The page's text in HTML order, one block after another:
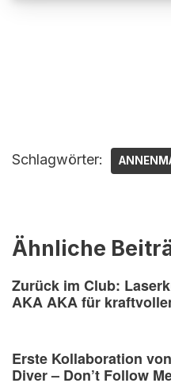
Schlagwörter:
Ähnliche
Zurück im Club:
AKA AKA für
Erste Kollaboration
Diver – Don’t Follow